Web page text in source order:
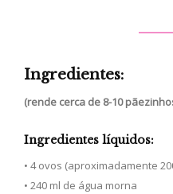
Ingredientes:
(rende cerca de 8-10
Ingredientes líquidos:
• 4 ovos (aproximadamente
• 240 ml de água morna